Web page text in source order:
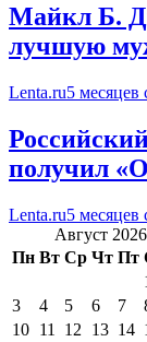
Майкл Б.
лучшую
Lenta.ru5 месяцев
получил
Lenta.ru5 месяцев
Август 2026
Пн Вт Ср Чт Пт
3
4 5 6 7
10 11 12 13 14